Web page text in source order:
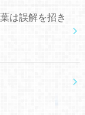
は誤解を招き